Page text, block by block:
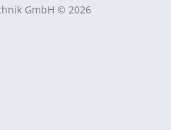
GmbH © 2026